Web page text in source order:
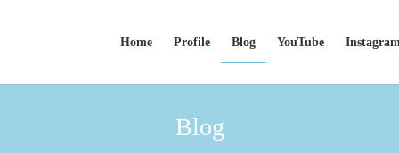
Home Profile Blog YouTube
Blog